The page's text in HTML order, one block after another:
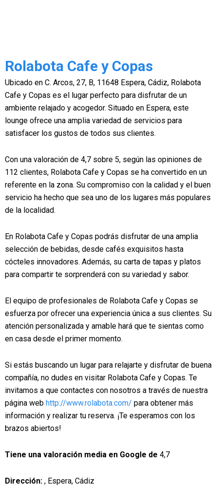
Rolabota Cafe y Copas
Ubicado en C. Arcos, 27, B, 11648 Espera, Cádiz, Rolabota
Cafe y Copas es el lugar perfecto para disfrutar de un
ambiente relajado y acogedor. Situado en Espera, este
lounge ofrece una amplia variedad de servicios para
satisfacer los gustos de todos sus clientes.
Con una valoración de 4,7 sobre 5, según las opiniones de
112 clientes, Rolabota Cafe y Copas se ha convertido en un
referente en la zona. Su compromiso con la calidad y el buen
servicio ha hecho que sea uno de los lugares más populares
de la localidad.
En Rolabota Cafe y Copas podrás disfrutar de una amplia
selección de bebidas, desde cafés exquisitos hasta
cócteles innovadores. Además, su carta de tapas y platos
para compartir te sorprenderá con su variedad y sabor.
El equipo de profesionales de Rolabota Cafe y Copas se
esfuerza por ofrecer una experiencia única a sus clientes. Su
atención personalizada y amable hará que te sientas como
en casa desde el primer momento.
Si estás buscando un lugar para relajarte y disfrutar de buena
compañía, no dudes en visitar Rolabota Cafe y Copas. Te
invitamos a que contactes con nosotros a través de nuestra
página web http://www.rolabota.com/ para obtener más
información y realizar tu reserva. ¡Te esperamos con los
brazos abiertos!
Tiene una valoración media en Google de 4,7
Dirección: , Espera, Cádiz